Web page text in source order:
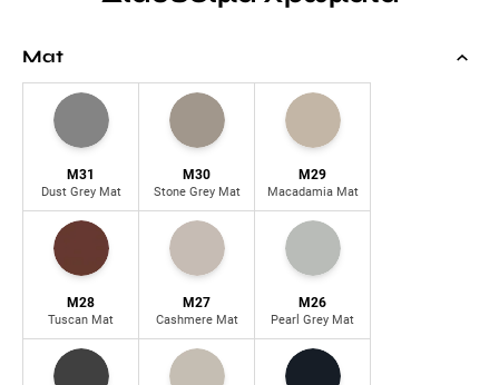
Mat
M31
Dust Grey Mat
M30
Stone Grey Mat
M29
Macadamia Mat
M28
Tuscan Mat
M27
Cashmere Mat
M26
Pearl Grey Mat